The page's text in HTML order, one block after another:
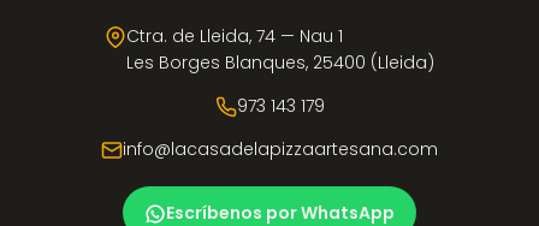
Ctra. de Lleida, 74 — Nau 1
Les Borges Blanques, 25400 (Lleida)
973 143 179
info@lacasadelapizzaartesana.com
Escríbenos por WhatsApp